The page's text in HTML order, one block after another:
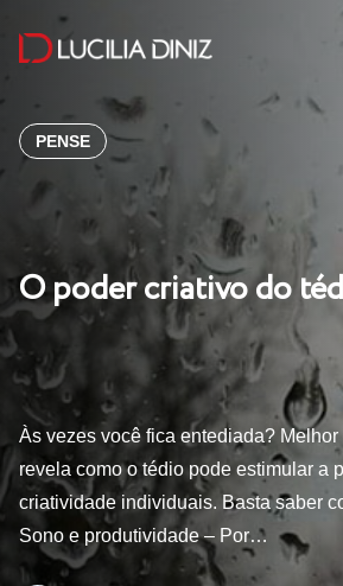
PENSE
O poder criativo do
Às vezes você fica entediada?
revela como o tédio pode estimular a
criatividade individuais. Basta saber
Sono e produtividade – Por…